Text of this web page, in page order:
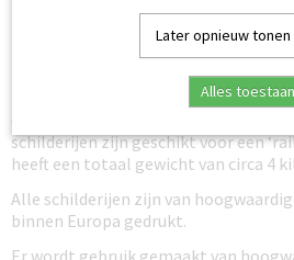
De canvas doeken zijn gespannen
kunnen direct opgehangen worden
heeft een dikte van circa 12 mm.
Het canvas schilderij Abstract kan
dit kan gemakkelijk op een haakje
schilderijen zijn geschikt voor een
heeft een totaal gewicht van circa 4
Alle schilderijen zijn van
binnen Europa gedrukt.
Er wordt gebruik gemaakt van
Later opnieuw tonen
Alles toestaan